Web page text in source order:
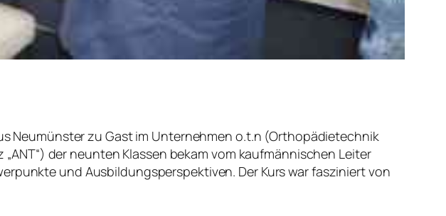
Neumünster zu Gast im Unternehmen o.t.n (Orthopädietechnik
der neunten Klassen bekam vom kaufmännischen Leiter
und Ausbildungsperspektiven. Der Kurs war fasziniert von